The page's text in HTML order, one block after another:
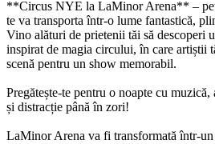
**Circus NYE la LaMinor Arena** –
te va transporta într-o lume fantastică,
Vino alături de prietenii tăi să descoperi
inspirat de magia circului, în care artiștii
scenă pentru un show memorabil.
Pregătește-te pentru o noapte cu
și distracție până în zori!
LaMinor Arena va fi transformată într-un